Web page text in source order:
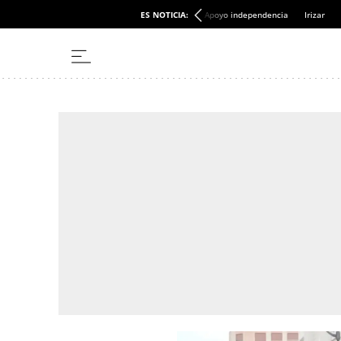
ES NOTICIA: Apoyo independencia Irizar